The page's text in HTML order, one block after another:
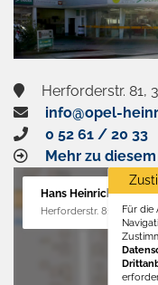
Herforderstr. 81,
info@opel-
0 52 61 / 20 33
Mehr zu
Hans Heinrichs GmbH
Herforderstr. 81, 32657
Für die